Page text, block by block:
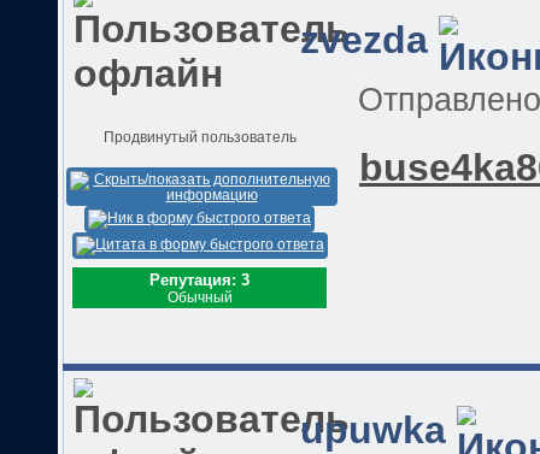
zvezda
Продвинутый пользователь
Репутация: 3
Обычный
upuwka